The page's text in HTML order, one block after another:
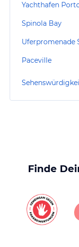
Yachthafen
Spinola Bay
Uferpromenade
Paceville
Finde